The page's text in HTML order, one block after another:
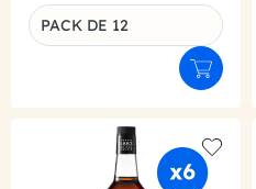
Déclinaison du produit
PACK DE 12
Ajouter
Add